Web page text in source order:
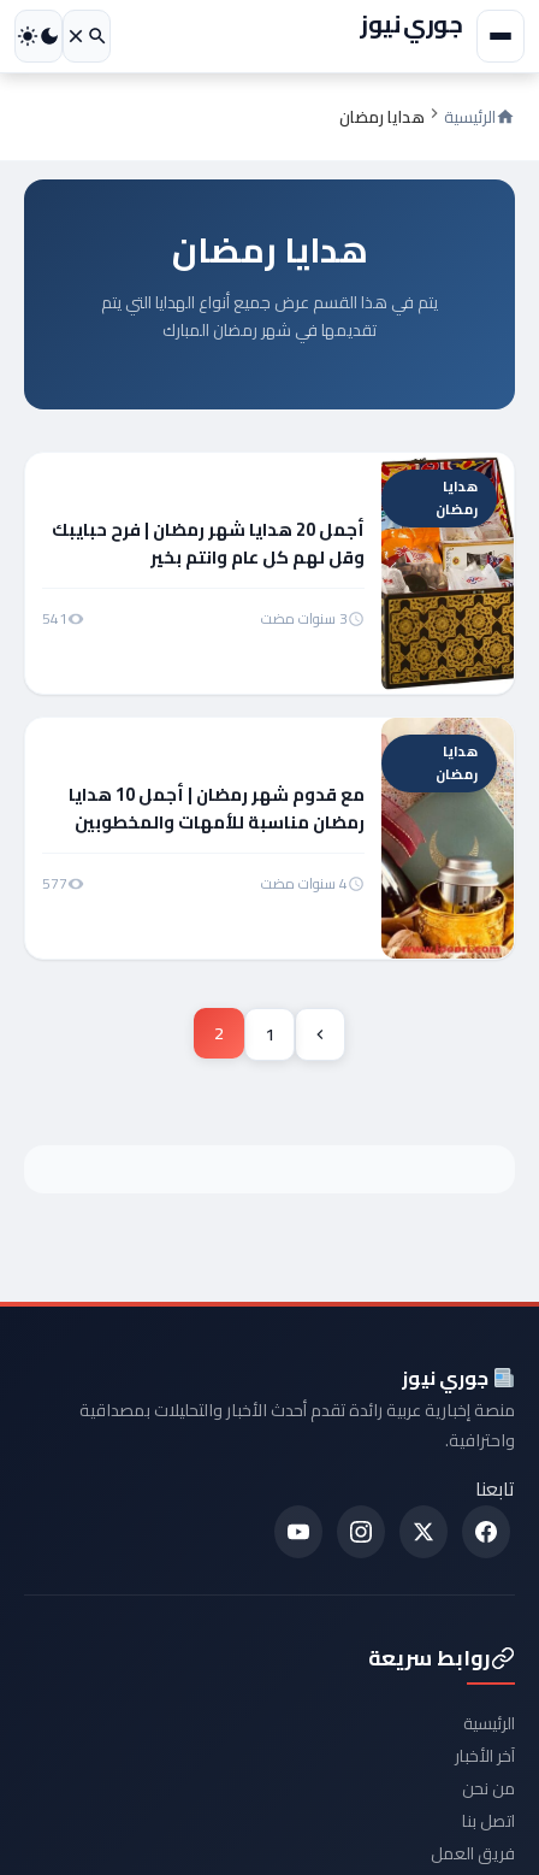
جوري نيوز
الرئيسية هدايا رمضان
هدايا رمضان
يتم في هذا القسم عرض جميع أنواع الهدايا التي يتم
تقديمها في شهر رمضان المبارك
هدايا
رمضان
أجمل 20 هدايا شهر رمضان | فرح حبايبك
وقل لهم كل عام وانتم بخير
3 سنوات مضت 541
هدايا
رمضان
مع قدوم شهر رمضان | أجمل 10 هدايا
رمضان مناسبة للأمهات والمخطوبين
4 سنوات مضت 577
1
2
جوري نيوز
منصة إخبارية عربية رائدة تقدم أحدث الأخبار والتحليلات بمصداقية
واحترافية.
تابعنا
روابط سريعة
الرئيسية
آخر الأخبار
من نحن
اتصل بنا
فريق العمل